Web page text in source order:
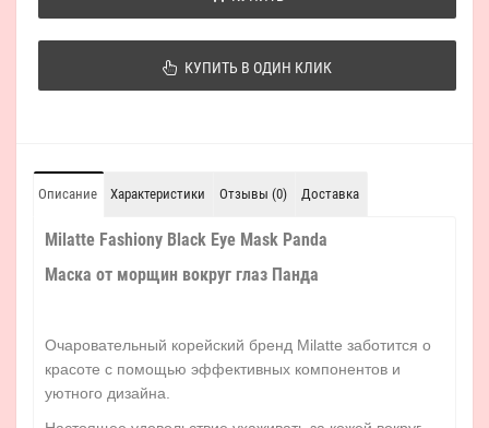
КУПИТЬ В ОДИН КЛИК
Описание Характеристики Отзывы (0) Доставка
Milatte Fashiony Black Eye Mask Panda
Маска от морщин вокруг глаз Панда
Очаровательный корейский бренд Milatte заботится о
красоте с помощью эффективных компонентов и
уютного дизайна.